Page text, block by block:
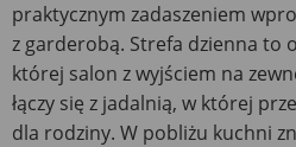
praktycznym zadaszeniem
z garderobą. Strefa dzienna to
której salon z wyjściem na
łączy się z jadalnią, w której
dla rodziny. W pobliżu kuchni